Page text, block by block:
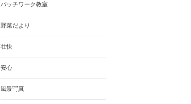
パッチワーク教室
野菜だより
壮快
安心
風景写真